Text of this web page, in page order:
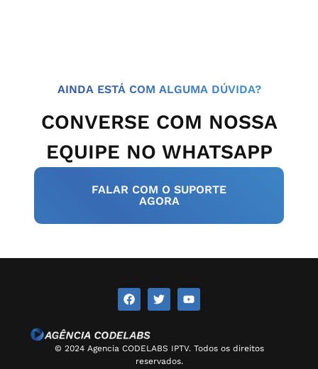
AINDA ESTÁ COM ALGUMA DÚVIDA?
CONVERSE COM NOSSA
EQUIPE NO WHATSAPP
FALAR COM O SUPORTE
AGORA
© 2024 Agencia CODELABS IPTV. Todos os direitos
reservados.